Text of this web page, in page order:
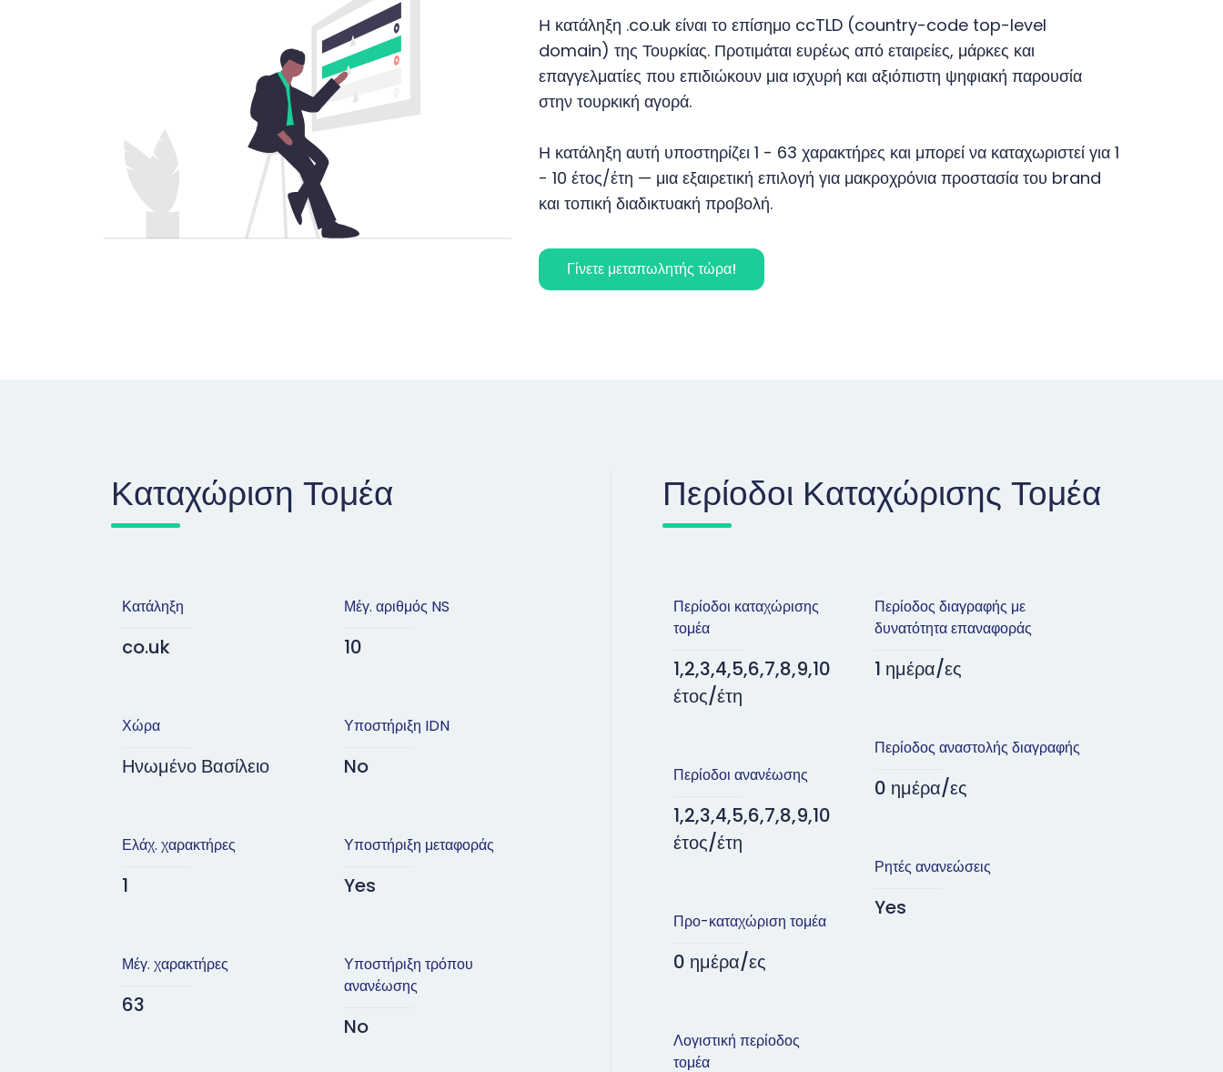
Η κατάληξη .co.uk είναι το επίσημο ccTLD (country-code top-level
domain) της Τουρκίας. Προτιμάται ευρέως από εταιρείες, μάρκες και
επαγγελματίες που επιδιώκουν μια ισχυρή και αξιόπιστη ψηφιακή παρουσία
στην τουρκική αγορά.
Η κατάληξη αυτή υποστηρίζει 1 - 63 χαρακτήρες και μπορεί να καταχωριστεί για 1
- 10 έτος/έτη — μια εξαιρετική επιλογή για μακροχρόνια προστασία του brand
και τοπική διαδικτυακή προβολή.
Γίνετε μεταπωλητής τώρα!
Καταχώριση Τομέα
Κατάληξη
co.uk
Χώρα
Ηνωμένο Βασίλειο
Ελάχ. χαρακτήρες
1
Μέγ. χαρακτήρες
63
Μέγ. αριθμός NS
10
Υποστήριξη IDN
No
Υποστήριξη μεταφοράς
Yes
Υποστήριξη τρόπου
ανανέωσης
No
Περίοδοι Καταχώρισης Τομέα
Περίοδοι καταχώρισης
τομέα
1,2,3,4,5,6,7,8,9,10
έτος/έτη
Περίοδοι ανανέωσης
1,2,3,4,5,6,7,8,9,10
έτος/έτη
Προ-καταχώριση τομέα
0 ημέρα/ες
Λογιστική περίοδος
τομέα
Περίοδος διαγραφής με
δυνατότητα επαναφοράς
1 ημέρα/ες
Περίοδος αναστολής διαγραφής
0 ημέρα/ες
Ρητές ανανεώσεις
Yes